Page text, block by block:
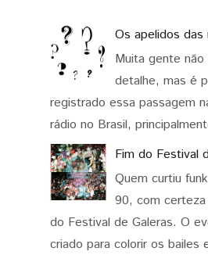
Os apelidos das
Muita gente
detalhe, mas é
registrado essa passagem
rádio no Brasil,
Fim do Festival
Quem curtiu
90, com
do Festival de Galeras. O
criado para colorir os bailes